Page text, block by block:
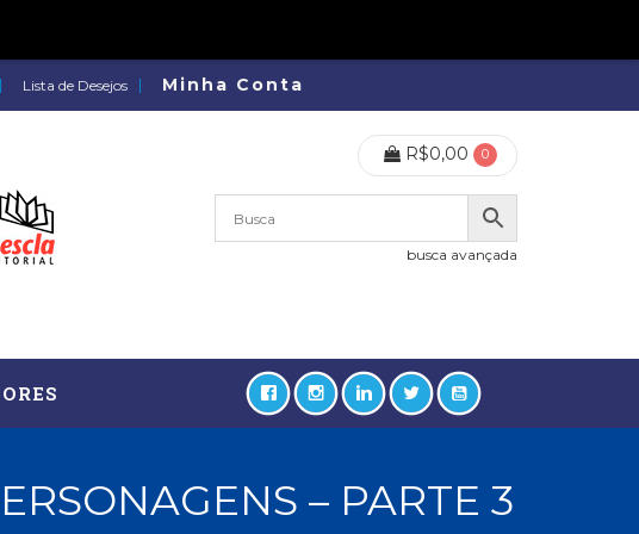
Lista de Desejos Minha Conta
R$0,00 0
busca avançada
– PARTE 3